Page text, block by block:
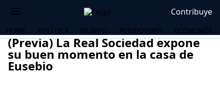
Contribuye
HOME POLÍTICA MUNDO PERIODISMO ECONOMÍA
(Previa) La Real Sociedad expone
su buen momento en la casa de
Eusebio